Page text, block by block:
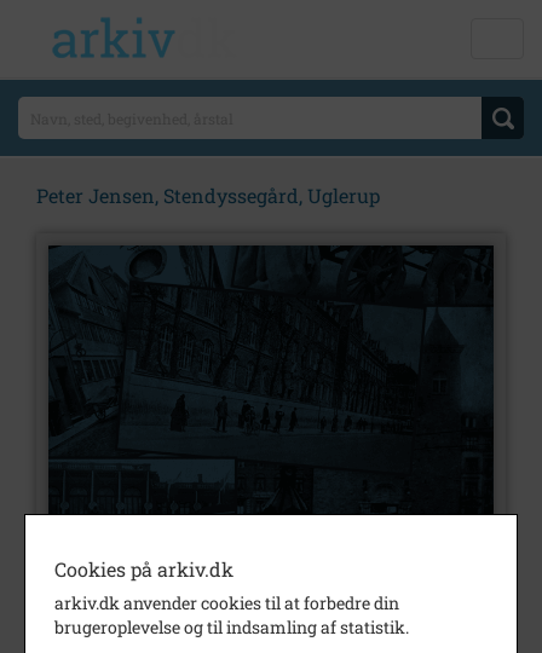
Peter Jensen, Stendyssegård, Uglerup
Cookies på arkiv.dk
arkiv.dk anvender cookies til at forbedre din
brugeroplevelse og til indsamling af statistik.